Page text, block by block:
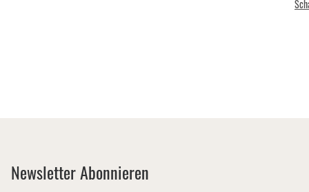
Newsletter Abonnieren